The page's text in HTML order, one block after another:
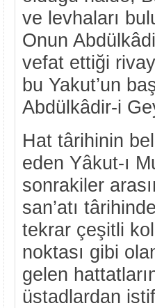
ve levhaları
Onun
vefat ettiği
bu Yakut’un
Abdülkâdir-i
Hat târihinin
eden Yâkut-ı
sonrakiler
san’atı
tekrar çeşitli
noktası gibi
gelen
üstadlardan